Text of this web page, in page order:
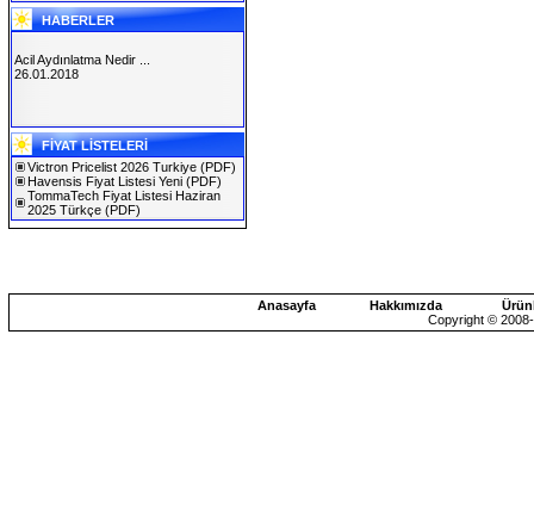
HABERLER
SOLAREX ISTANBUL 2019
30.01.2019
Acil Aydınlatma Nedir ...
26.01.2018
FİYAT LİSTELERİ
Victron Pricelist 2026 Turkiye (PDF)
Havensis Fiyat Listesi Yeni (PDF)
TommaTech Fiyat Listesi Haziran
2025 Türkçe (PDF)
Anasayfa Hakkımızda
Copyright ©